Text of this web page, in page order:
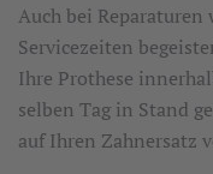
Auch bei Reparaturen
Servicezeiten
Ihre Prothese
selben Tag in Stand
auf Ihren Zahnersatz